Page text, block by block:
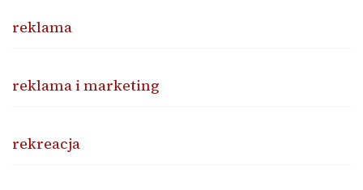
reklama
reklama i marketing
rekreacja